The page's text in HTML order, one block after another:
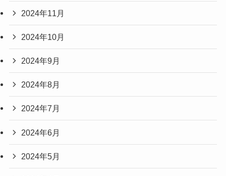
2024年11月
2024年10月
2024年9月
2024年8月
2024年7月
2024年6月
2024年5月